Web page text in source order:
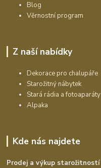
Blog
Věrnostní program
Z naší nabídky
Dekorace pro chalupáře
Starožitný nábytek
Stará rádia a fotoaparáty
Alpaka
Kde nás najdete
Prodej a výkup starožitností